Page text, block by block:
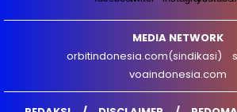
MEDIA NETWORK
orbitindonesia.com(sindikasi)
voaindonesia.com